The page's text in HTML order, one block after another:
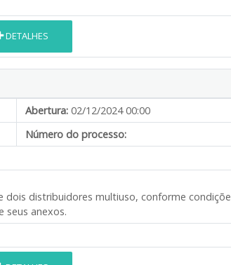
DETALHES
Abertura: 02/12/2024 00:00
Número do processo:
distribuidores multiuso, conforme
seus anexos.